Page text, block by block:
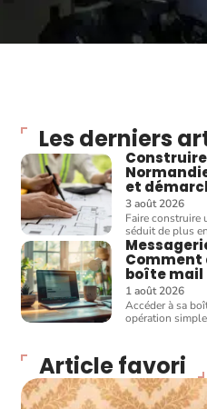
Les derniers
et
3 août 2026
Faire construire
séduit de plus
Comment
boîte mail
1 août 2026
Accéder à sa
opération
Article favori